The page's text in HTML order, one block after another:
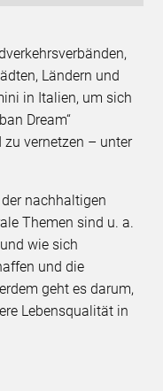
Ländern und
in Italien, um sich
Dream“
vernetzen – unter
nachhaltigen
Themen sind u. a.
wie sich
und die
geht es darum,
Lebensqualität in